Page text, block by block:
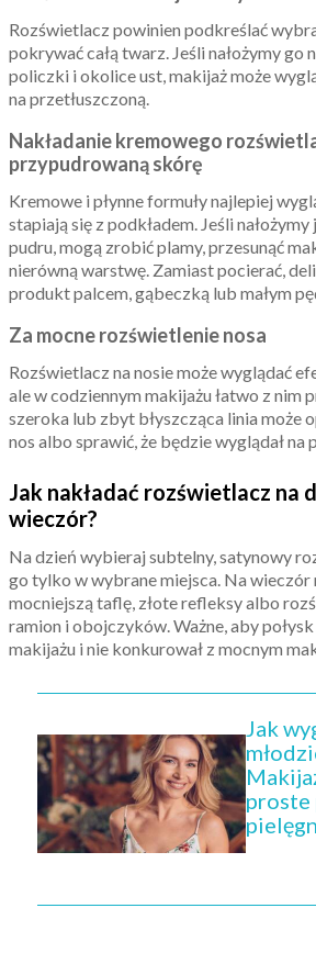
Rozświetlacz powinien podkreślać
pokrywać całą twarz. Jeśli nałożymy go
policzki i okolice ust, makijaż może
na przetłuszczoną.
Nakładanie kremowego
przypudrowaną skórę
Kremowe i płynne formuły najlepiej
stapiają się z podkładem. Jeśli
pudru, mogą zrobić plamy, przesunąć
nierówną warstwę. Zamiast pocierać,
produkt palcem, gąbeczką lub małym
Za mocne rozświetlenie nosa
Rozświetlacz na nosie może wyglądać
ale w codziennym makijażu łatwo z nim
szeroka lub zbyt błyszcząca linia może
nos albo sprawić, że będzie wyglądał na
Jak nakładać rozświetlacz na
wieczór?
Na dzień wybieraj subtelny, satynowy
go tylko w wybrane miejsca. Na wieczór
mocniejszą taflę, złote refleksy albo
ramion i obojczyków. Ważne, aby połysk
makijażu i nie konkurował z mocnym
Jak
proste